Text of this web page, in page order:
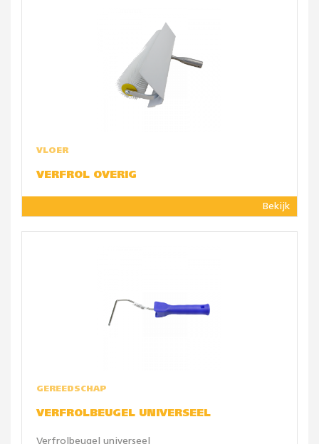
VLOER
VERFROL OVERIG
Bekijk
GEREEDSCHAP
VERFROLBEUGEL UNIVERSEEL
Verfrolbeugel universeel